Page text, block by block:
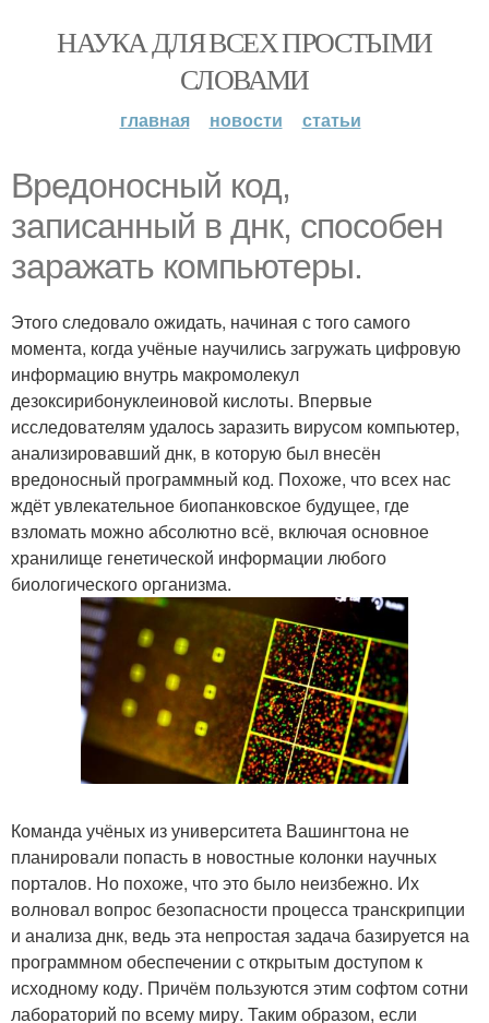
НАУКА ДЛЯ ВСЕХ ПРОСТЫМИ
СЛОВАМИ
главная новости статьи
Вредоносный код,
записанный в днк, способен
заражать компьютеры.
Этого следовало ожидать, начиная с того самого
момента, когда учёные научились загружать цифровую
информацию внутрь макромолекул
дезоксирибонуклеиновой кислоты. Впервые
исследователям удалось заразить вирусом компьютер,
анализировавший днк, в которую был внесён
вредоносный программный код. Похоже, что всех нас
ждёт увлекательное биопанковское будущее, где
взломать можно абсолютно всё, включая основное
хранилище генетической информации любого
биологического организма.
Команда учёных из университета Вашингтона не
планировали попасть в новостные колонки научных
порталов. Но похоже, что это было неизбежно. Их
волновал вопрос безопасности процесса транскрипции
и анализа днк, ведь эта непростая задача базируется на
программном обеспечении с открытым доступом к
исходному коду. Причём пользуются этим софтом сотни
лабораторий по всему миру. Таким образом, если